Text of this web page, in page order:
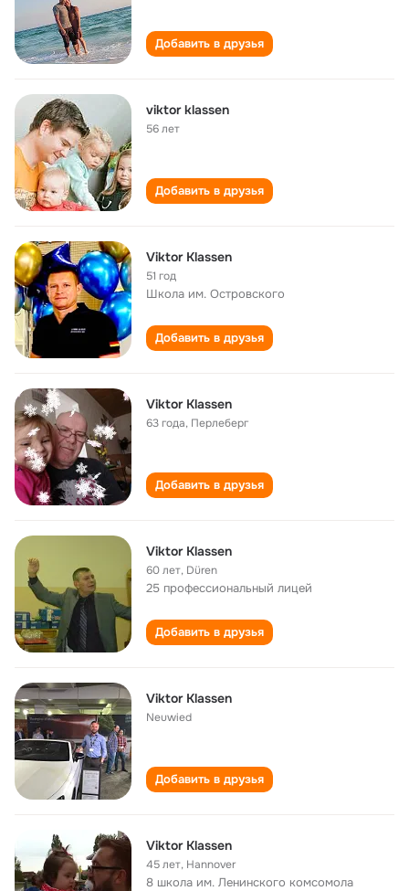
Добавить в друзья
viktor klassen
56 лет
Добавить в друзья
Viktor Klassen
51 год
Школа им. Островского
Добавить в друзья
Viktor Klassen
63 года, Перлеберг
Добавить в друзья
Viktor Klassen
60 лет, Düren
25 профессиональный лицей
Добавить в друзья
Viktor Klassen
Neuwied
Добавить в друзья
Viktor Klassen
45 лет, Hannover
8 школа им. Ленинского комсомола